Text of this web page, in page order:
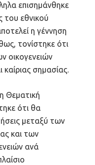
επισημάνθηκε
του εθνικού
η γέννηση
τονίστηκε ότι
οικογενειών
καίριας σημασίας.
Θεματική
ότι θα
μεταξύ των
και των
ανά